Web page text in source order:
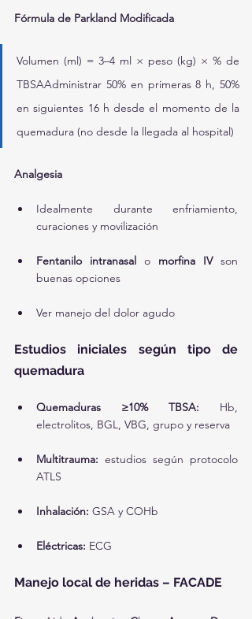
Fórmula de Parkland Modificada
Volumen (ml) = 3–4 ml × peso (kg) × % de
TBSAAdministrar 50% en primeras 8 h, 50%
en siguientes 16 h desde el momento de la
quemadura (no desde la llegada al hospital)
Analgesia
Idealmente durante enfriamiento,
curaciones y movilización
Fentanilo intranasal o morfina IV son
buenas opciones
Ver manejo del dolor agudo
Estudios iniciales según tipo de
quemadura
Quemaduras ≥10% TBSA: Hb,
electrolitos, BGL, VBG, grupo y reserva
Multitrauma: estudios según protocolo
ATLS
Inhalación: GSA y COHb
Eléctricas: ECG
Manejo local de heridas – FACADE